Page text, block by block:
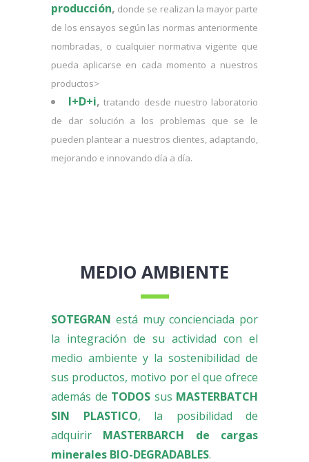
producción, donde se realizan la mayor parte
de los ensayos según las normas anteriormente
nombradas, o cualquier normativa vigente que
pueda aplicarse en cada momento a nuestros
productos>
I+D+i, tratando desde nuestro laboratorio
de dar solución a los problemas que se le
pueden plantear a nuestros clientes, adaptando,
mejorando e innovando día a día.
MEDIO AMBIENTE
SOTEGRAN está muy concienciada por
la integración de su actividad con el
medio ambiente y la sostenibilidad de
sus productos, motivo por el que ofrece
además de TODOS sus MASTERBATCH
SIN PLASTICO, la posibilidad de
adquirir MASTERBARCH de cargas
minerales BIO-DEGRADABLES.